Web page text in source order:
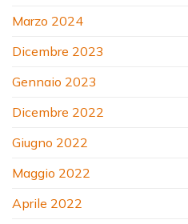
Marzo 2024
Dicembre 2023
Gennaio 2023
Dicembre 2022
Giugno 2022
Maggio 2022
Aprile 2022